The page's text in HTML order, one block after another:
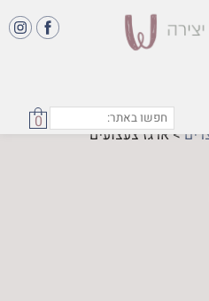
0
>ארגז צעצועים